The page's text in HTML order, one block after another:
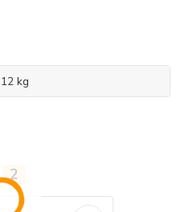
12 kg
2